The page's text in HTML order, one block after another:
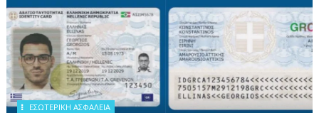
ΕΣΩΤΕΡΙΚΗ ΑΣΦΑΛΕΙΑ